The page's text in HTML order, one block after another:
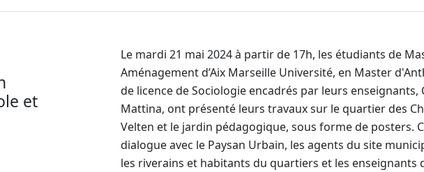
et
Le mardi 21 mai 2024 à partir de 17h, les étudiants de
Aménagement d’Aix Marseille Université, en Master
de licence de Sociologie encadrés par leurs enseignants,
Mattina, ont présenté leurs travaux sur le quartier des
Velten et le jardin pédagogique, sous forme de posters.
dialogue avec le Paysan Urbain, les agents du site
les riverains et habitants du quartiers et les enseignants